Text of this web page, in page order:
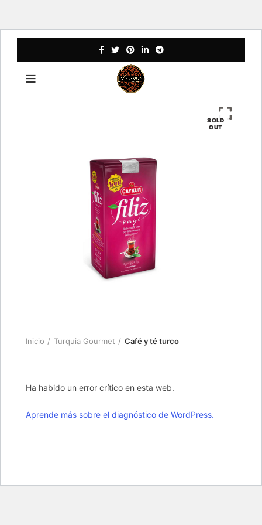
SOLD
OUT
Inicio Turquia Gourmet Café y té turco
Ha habido un error crítico en esta web.
Aprende más sobre el diagnóstico de WordPress.